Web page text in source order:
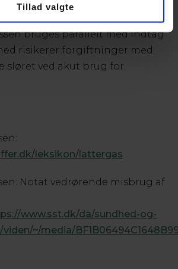
Tillad valgte
hænger samtidig sammen
bruges parallelt med indtag
risikerer forgiftninger med
sløret ved akut brug for
leksikon/lattergas
Notat vedrørende misbrug af
www.sst.dk/da/sundhed-og-
~/media/